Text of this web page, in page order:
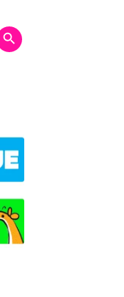
Search Button